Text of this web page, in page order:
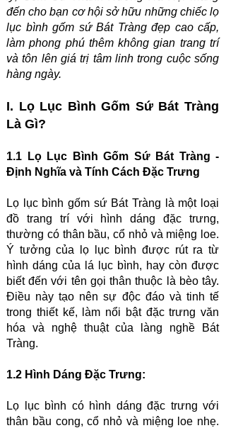
đến cho bạn cơ hội sở hữu những chiếc lọ
lục bình gốm sứ Bát Tràng đẹp cao cấp,
làm phong phú thêm không gian trang trí
và tôn lên giá trị tâm linh trong cuộc sống
hàng ngày.
I. Lọ Lục Bình Gốm Sứ Bát Tràng
Là Gì?
1.1 Lọ Lục Bình Gốm Sứ Bát Tràng -
Định Nghĩa và Tính Cách Đặc Trưng
Lọ lục bình gốm sứ Bát Tràng là một loại
đồ trang trí với hình dáng đặc trưng,
thường có thân bầu, cổ nhỏ và miệng loe.
Ý tưởng của lọ lục bình được rút ra từ
hình dáng của lá lục bình, hay còn được
biết đến với tên gọi thân thuộc là bèo tây.
Điều này tạo nên sự độc đáo và tinh tế
trong thiết kế, làm nổi bật đặc trưng văn
hóa và nghệ thuật của làng nghề Bát
Tràng.
1.2 Hình Dáng Đặc Trưng:
Lọ lục bình có hình dáng đặc trưng với
thân bầu cong, cổ nhỏ và miệng loe nhẹ.